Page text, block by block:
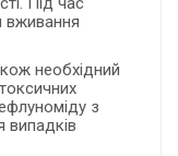
вживання
необхідний
з